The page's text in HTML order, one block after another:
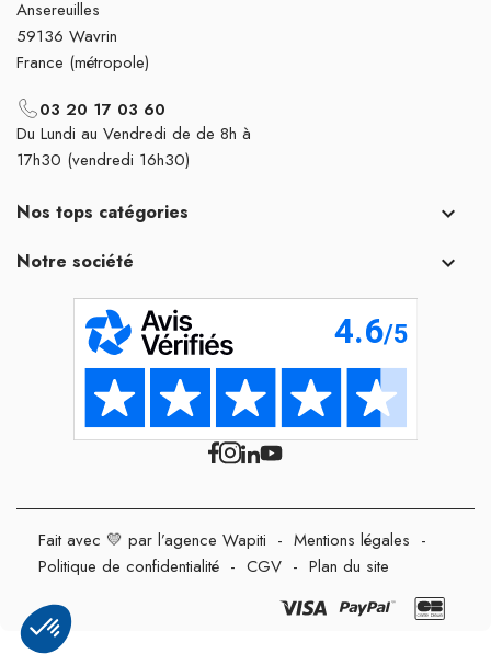
Ansereuilles
59136 Wavrin
France (métropole)
03 20 17 03 60
Du Lundi au Vendredi de de 8h à
17h30 (vendredi 16h30)
Nos tops catégories 
Notre société 
Fait avec 💛 par l’agence Wapiti - Mentions légales -
Politique de confidentialité - CGV - Plan du site